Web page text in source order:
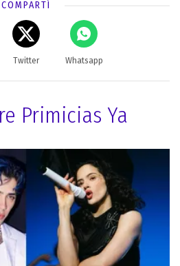
COMPARTÍ
Twitter Whatsapp
Primicias Ya